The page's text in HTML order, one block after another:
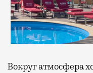
Вокруг атмосфера